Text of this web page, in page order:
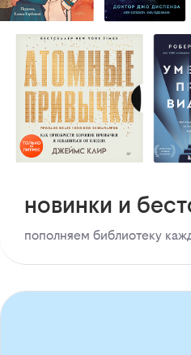
новинки и
пополняем библиотеку